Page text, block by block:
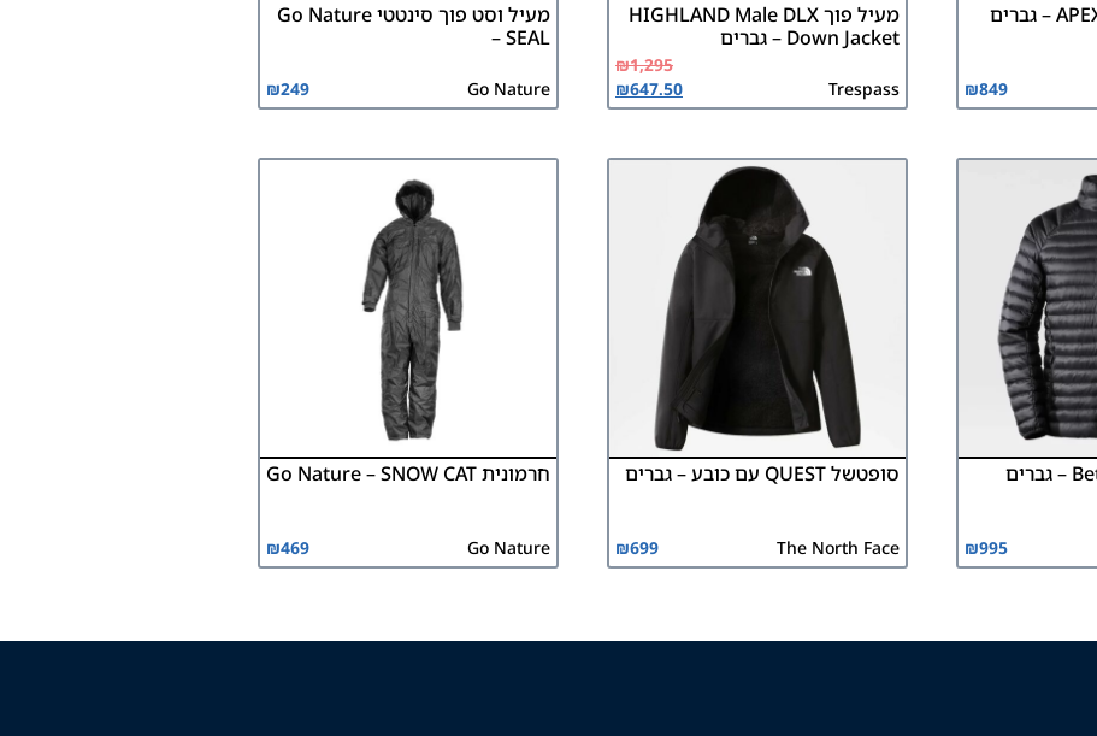
₪849
מעיל פוך HIGHLAND Male DLX
Down Jacket – גברים
Trespass
₪1,295
₪647.50
מעיל וסט פוך סינטטי Go Nature
– SEAL
Go Nature
₪249
₪995
סופטשל QUEST עם כובע – גברים
The North Face
₪699
חרמונית Go Nature – SNOW CAT
Go Nature
₪469